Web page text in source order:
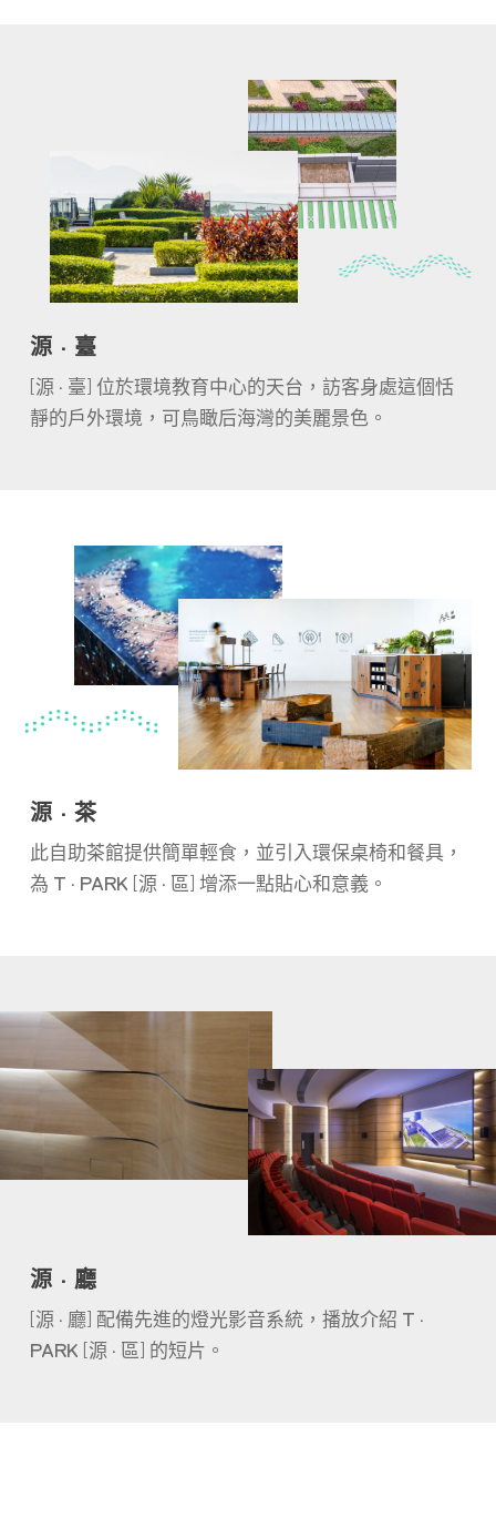
源 · 臺
[源 · 臺] 位於環境教育中心的天台，訪客身處這個恬
靜的戶外環境，可鳥瞰后海灣的美麗景色。
源 · 茶
此自助茶館提供簡單輕食，並引入環保桌椅和餐具，
為 T · PARK [源 · 區] 增添一點貼心和意義。
源 · 廳
[源 · 廳] 配備先進的燈光影音系統，播放介紹 T ·
PARK [源 · 區] 的短片。